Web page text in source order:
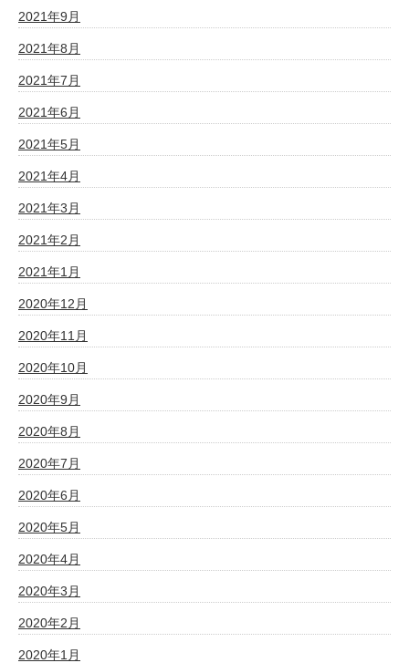
2021年9月
2021年8月
2021年7月
2021年6月
2021年5月
2021年4月
2021年3月
2021年2月
2021年1月
2020年12月
2020年11月
2020年10月
2020年9月
2020年8月
2020年7月
2020年6月
2020年5月
2020年4月
2020年3月
2020年2月
2020年1月